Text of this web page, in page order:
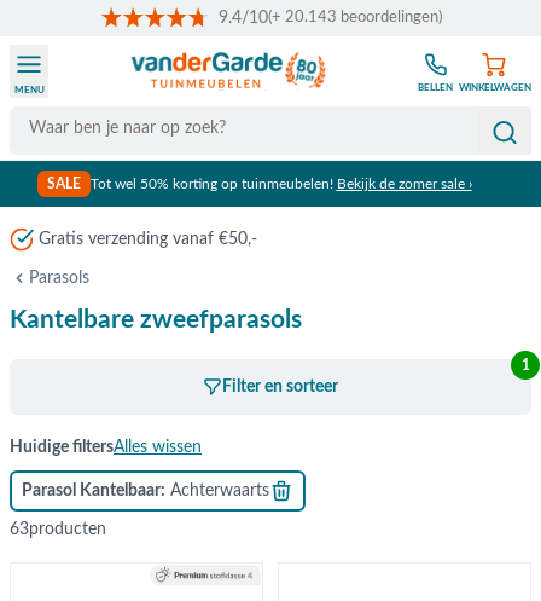
9.4/10(+ 20.143 beoordelingen)
Search
MENU BELLEN WINKELWAGEN
SALE Tot wel 50% korting op tuinmeubelen! Bekijk de zomer sale ›
Meer dan 80 jaar ervaring
Parasols
Kantelbare zweefparasols
Filter en sorteer
1
Huidige filtersAlles wissen
Parasol Kantelbaar Achterwaarts
63producten